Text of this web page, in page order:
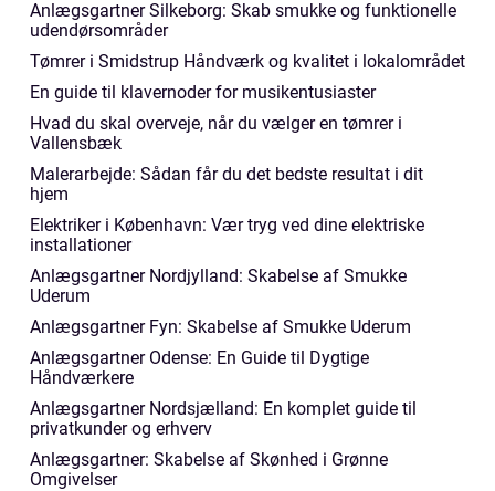
Anlægsgartner Silkeborg: Skab smukke og funktionelle
udendørsområder
Tømrer i Smidstrup Håndværk og kvalitet i lokalområdet
En guide til klavernoder for musikentusiaster
Hvad du skal overveje, når du vælger en tømrer i
Vallensbæk
Malerarbejde: Sådan får du det bedste resultat i dit
hjem
Elektriker i København: Vær tryg ved dine elektriske
installationer
Anlægsgartner Nordjylland: Skabelse af Smukke
Uderum
Anlægsgartner Fyn: Skabelse af Smukke Uderum
Anlægsgartner Odense: En Guide til Dygtige
Håndværkere
Anlægsgartner Nordsjælland: En komplet guide til
privatkunder og erhverv
Anlægsgartner: Skabelse af Skønhed i Grønne
Omgivelser